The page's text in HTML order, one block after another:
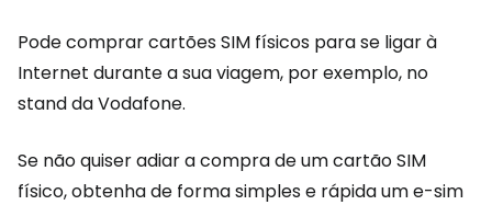
Pode comprar cartões SIM físicos para se ligar à
Internet durante a sua viagem, por exemplo, no
stand da Vodafone.
Se não quiser adiar a compra de um cartão SIM
físico, obtenha de forma simples e rápida um e-sim